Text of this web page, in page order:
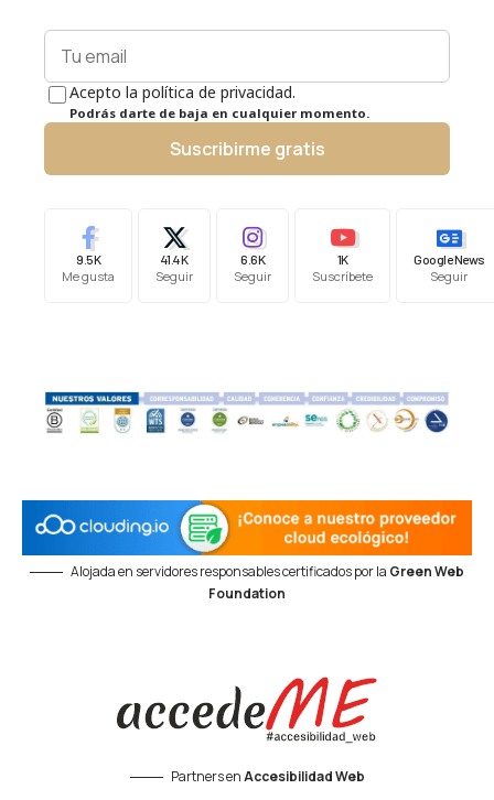
Acepto la política de privacidad.
Podrás darte de baja en cualquier momento.
Suscribirme gratis
9.5K
Me gusta
41.4K
Seguir
6.6K
Seguir
1K
Suscríbete
Google News
Seguir
Alojada en servidores responsables certificados por la Green Web
Foundation
Partners enAccesibilidad Web